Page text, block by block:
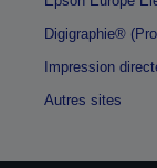
Digigraphie®
Impression
Autres sites